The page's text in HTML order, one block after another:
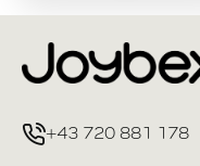
+43 720 881 178